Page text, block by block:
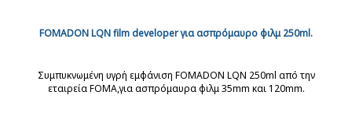
FOMADON LQN film developer για ασπρόμαυρο φιλμ 250ml.
Συμπυκνωμένη υγρή εμφάνιση FOMADON LQN 250ml από την
εταιρεία FOMA,για ασπρόμαυρα φιλμ 35mm και 120mm.